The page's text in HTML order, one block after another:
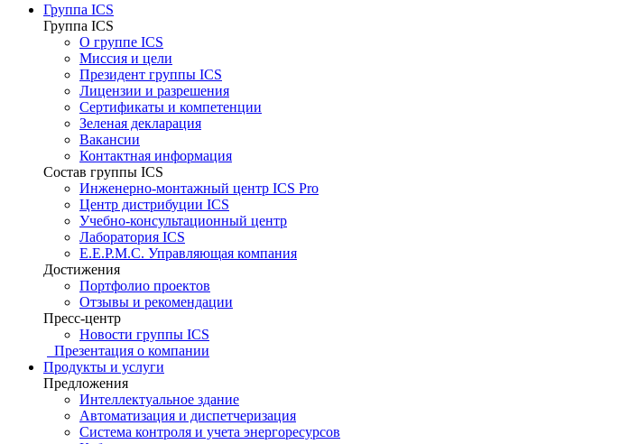
Группа ICS
Группа ICS
О группе ICS
Миссия и цели
Президент группы ICS
Лицензии и разрешения
Сертификаты и компетенции
Зеленая декларация
Вакансии
Контактная информация
Состав группы ICS
Инженерно-монтажный центр ICS Pro
Центр дистрибуции ICS
Учебно-консультационный центр
Лаборатория ICS
E.E.P.M.C. Управляющая компания
Достижения
Портфолио проектов
Отзывы и рекомендации
Пресс-центр
Новости группы ICS
Презентация о компании
Продукты и услуги
Предложения
Интеллектуальное здание
Автоматизация и диспетчеризация
Система контроля и учета энергоресурсов